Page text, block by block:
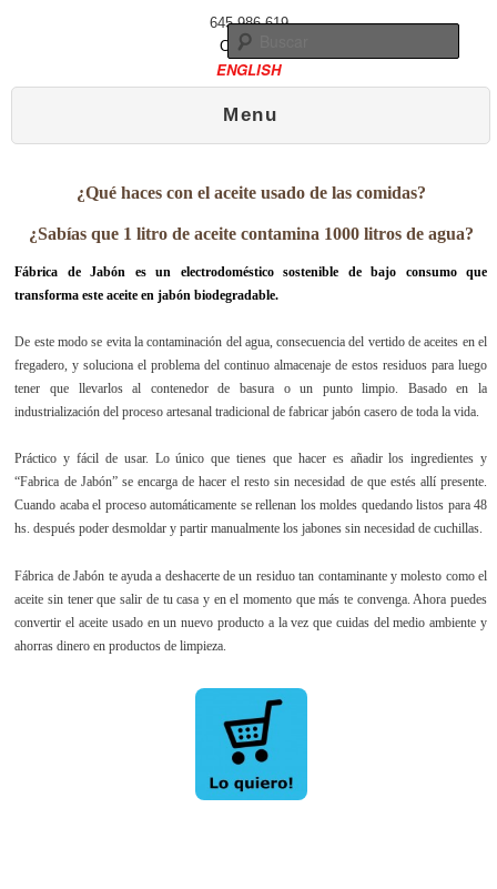
645 986 619
Contacto
ENGLISH
Menu
¿Qué haces con el aceite usado de las comidas?
¿Sabías que 1 litro de aceite contamina 1000 litros de agua?
Fábrica de Jabón es un electrodoméstico sostenible de bajo consumo que
transforma este aceite en jabón biodegradable.
De este modo se evita la contaminación del agua, consecuencia del vertido de aceites en el
fregadero, y soluciona el problema del continuo almacenaje de estos residuos para luego
tener que llevarlos al contenedor de basura o un punto limpio. Basado en la
industrialización del proceso artesanal tradicional de fabricar jabón casero de toda la vida.
Práctico y fácil de usar. Lo único que tienes que hacer es añadir los ingredientes y
“Fabrica de Jabón” se encarga de hacer el resto sin necesidad de que estés allí presente.
Cuando acaba el proceso automáticamente se rellenan los moldes quedando listos para 48
hs. después poder desmoldar y partir manualmente los jabones sin necesidad de cuchillas.
Fábrica de Jabón te ayuda a deshacerte de un residuo tan contaminante y molesto como el
aceite sin tener que salir de tu casa y en el momento que más te convenga. Ahora puedes
convertir el aceite usado en un nuevo producto a la vez que cuidas del medio ambiente y
ahorras dinero en productos de limpieza.